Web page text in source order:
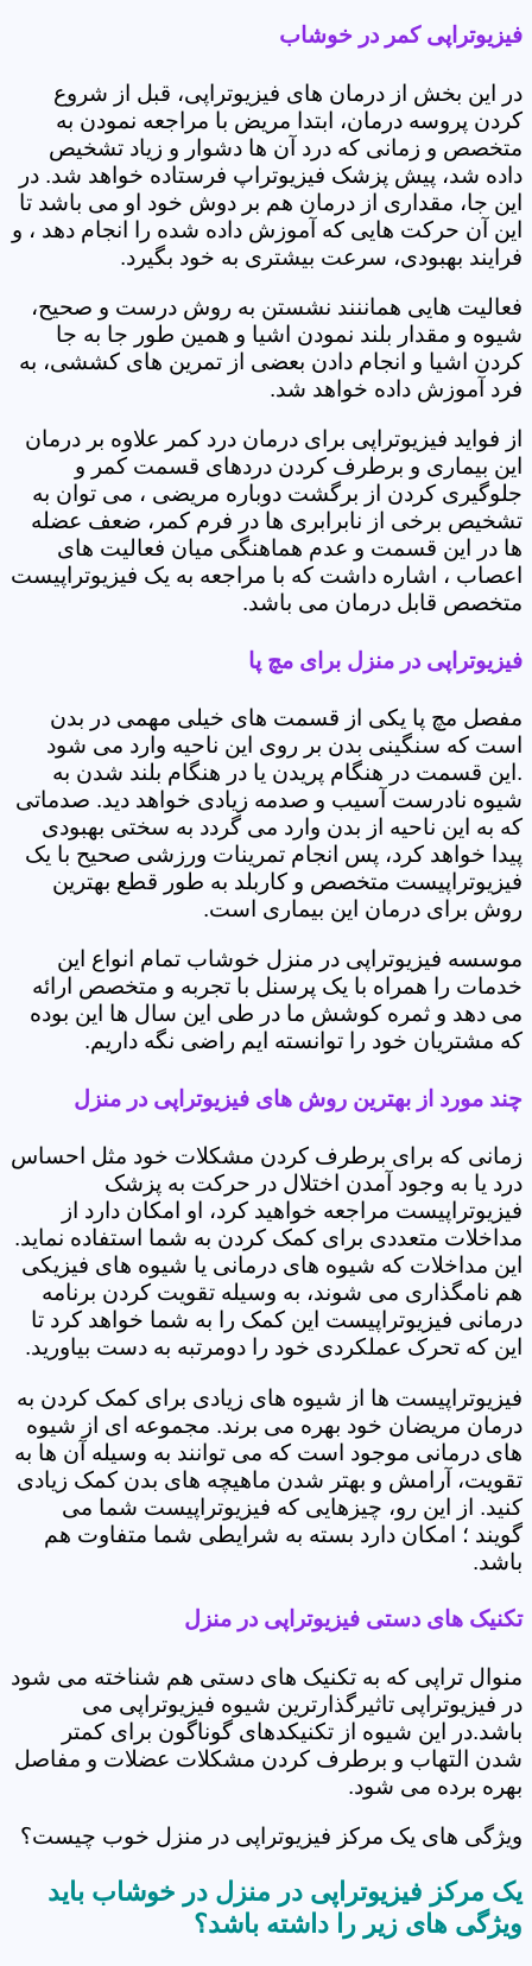
فیزیوتراپی کمر در خوشاب
در این بخش از درمان های فیزیوتراپی، قبل از شروع
کردن پروسه درمان، ابتدا مریض با مراجعه نمودن به
متخصص و زمانی که درد آن ها دشوار و زیاد تشخیص
داده شد، پیش پزشک فیزیوتراپ فرستاده خواهد شد. در
این جا، مقداری از درمان هم بر دوش خود او می باشد تا
این آن حرکت هایی که آموزش داده شده را انجام دهد ، و
فرایند بهبودی، سرعت بیشتری به خود بگیرد.
فعالیت هایی هماننند نشستن به روش درست و صحیح،
شیوه و مقدار بلند نمودن اشیا و همین طور جا به جا
کردن اشیا و انجام دادن بعضی از تمرین های کششی، به
فرد آموزش داده خواهد شد.
از فواید فیزیوتراپی برای درمان درد کمر علاوه بر درمان
این بیماری و برطرف کردن دردهای قسمت کمر و
جلوگیری کردن از برگشت دوباره مریضی ، می توان به
تشخیص برخی از نابرابری ها در فرم کمر، ضعف عضله
ها در این قسمت و عدم هماهنگی میان فعالیت های
اعصاب ، اشاره داشت که با مراجعه به یک فیزیوتراپیست
متخصص قابل درمان می باشد.
فیزیوتراپی در منزل برای مچ پا
مفصل مچ پا یکی از قسمت های خیلی مهمی در بدن
است که سنگینی بدن بر روی این ناحیه وارد می شود
.این قسمت در هنگام پریدن یا در هنگام بلند شدن به
شیوه نادرست آسیب و صدمه زیادی خواهد دید. صدماتی
که به این ناحیه از بدن وارد می گردد به سختی بهبودی
پیدا خواهد کرد، پس انجام تمرینات ورزشی صحیح با یک
فیزیوتراپیست متخصص و کاربلد به طور قطع بهترین
روش برای درمان این بیماری است.
موسسه فیزیوتراپی در منزل خوشاب تمام انواع این
خدمات را همراه با یک پرسنل با تجربه و متخصص ارائه
می دهد و ثمره کوشش ما در طی این سال ها این بوده
که مشتریان خود را توانسته ایم راضی نگه داریم.
چند مورد از بهترین روش های فیزیوتراپی در منزل
زمانی که برای برطرف کردن مشکلات خود مثل احساس
درد یا به وجود آمدن اختلال در حرکت به پزشک
فیزیوتراپیست مراجعه خواهید کرد، او امکان دارد از
مداخلات متعددی برای کمک کردن به شما استفاده نماید.
این مداخلات که شیوه های درمانی یا شیوه های فیزیکی
هم نامگذاری می شوند، به وسیله تقویت کردن برنامه
درمانی فیزیوتراپیست این کمک را به شما خواهد کرد تا
این که تحرک عملکردی خود را دومرتبه به دست بیاورید.
فیزیوتراپیست ها از شیوه های زیادی برای کمک کردن به
درمان مریضان خود بهره می برند. مجموعه ای از شیوه
های درمانی موجود است که می توانند به وسیله آن ها به
تقویت، آرامش و بهتر شدن ماهیچه های بدن کمک زیادی
کنید. از این رو، چیزهایی که فیزیوتراپیست شما می
گویند ؛ امکان دارد بسته به شرایطی شما متفاوت هم
باشد.
تکنیک های دستی فیزیوتراپی در منزل
منوال تراپی که به تکنیک های دستی هم شناخته می شود
در فیزیوتراپی تاثیرگذارترین شیوه فیزیوتراپی می
باشد.در این شیوه از تکنیکدهای گوناگون برای کمتر
شدن التهاب و برطرف کردن مشکلات عضلات و مفاصل
بهره برده می شود.
ویژگی های یک مرکز فیزیوتراپی در منزل خوب چیست؟
یک مرکز فیزیوتراپی در منزل در خوشاب باید
ویژگی های زیر را داشته باشد؟